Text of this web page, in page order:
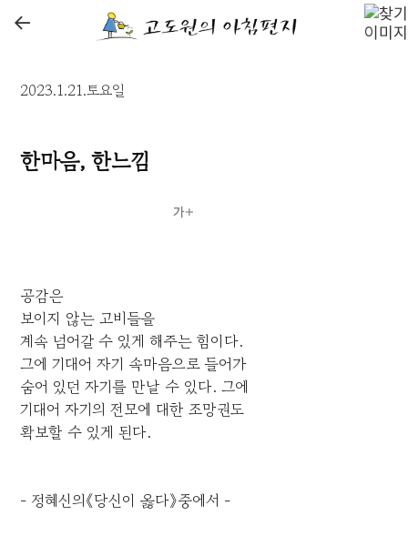
←
2023.1.21.토요일
한마음, 한느낌
공감은
보이지 않는 고비들을
계속 넘어갈 수 있게 해주는 힘이다.
그에 기대어 자기 속마음으로 들어가
숨어 있던 자기를 만날 수 있다. 그에
기대어 자기의 전모에 대한 조망권도
확보할 수 있게 된다.
- 정혜신의《당신이 옳다》중에서 -